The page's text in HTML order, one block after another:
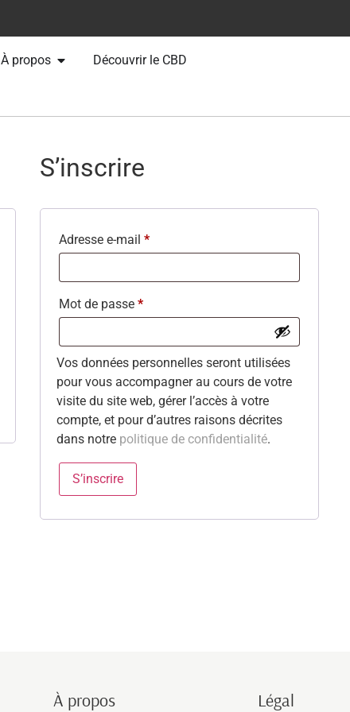
À propos Découvrir le CBD
S’inscrire
Adresse e-mail *
Mot de passe *
Vos données personnelles seront utilisées
pour vous accompagner au cours de votre
visite du site web, gérer l’accès à votre
compte, et pour d’autres raisons décrites
dans notre politique de confidentialité.
S’inscrire
À propos Légal